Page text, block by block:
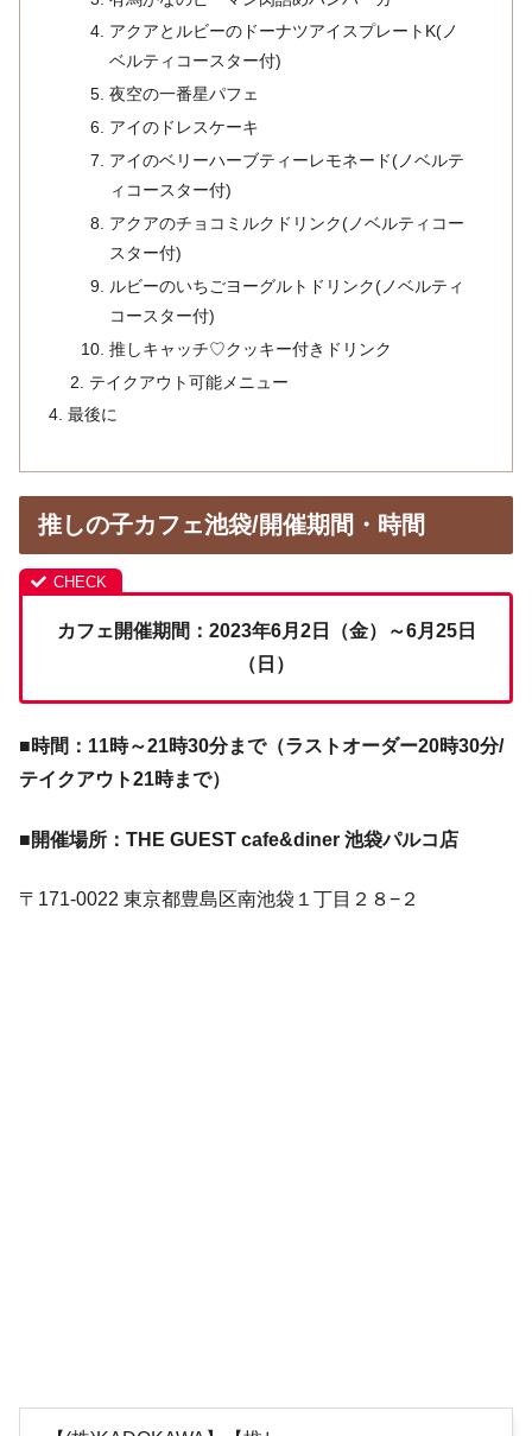
アクアとルビーのドーナツアイスプレートK(ノ
ベルティコースター付)
夜空の一番星パフェ
アイのドレスケーキ
アイのベリーハーブティーレモネード(ノベルテ
ィコースター付)
アクアのチョコミルクドリンク(ノベルティコー
スター付)
ルビーのいちごヨーグルトドリンク(ノベルティ
コースター付)
推しキャッチ♡クッキー付きドリンク
テイクアウト可能メニュー
最後に
推しの子カフェ池袋/開催期間・時間
カフェ開催期間：2023年6月2日（金）～6月25日
（日）
■時間：11時～21時30分まで（ラストオーダー20時30分/
テイクアウト21時まで）
■開催場所：THE GUEST cafe&diner 池袋パルコ店
〒171-0022 東京都豊島区南池袋１丁目２８−２